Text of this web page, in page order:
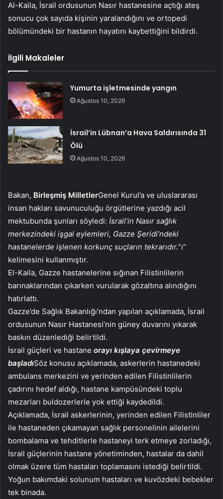
Al-Kaila, İsrail ordusunun Nasır hastanesine açtığı ateş
sonucu çok sayıda kişinin yaralandığını ve ortopedi
bölümündeki bir hastanın hayatını kaybettiğini bildirdi.
İlgili Makaleler
Yumurta işletmesinde yangın
Ağustos 10, 2026
İsrail’in Lübnan’a Hava Saldırısında 31
Ölü
Ağustos 10, 2026
Bakan, Birleşmiş MilletlerGenel Kurul’a ve uluslararası
insan hakları savunuculuğu örgütlerine yazdığı acil
mektubunda şunları söyledi: İsrail’in Nasır sağlık
merkezindeki işgal eylemleri, Gazze Şeridi’ndeki
hastanelerde işlenen korkunç suçların tekrarıdır.“ı”
kelimesini kullanmıştır.
El-Kaila, Gazze hastanelerine sığınan Filistinlilerin
barınaklarından çıkarken vurularak gözaltına alındığını
hatırlattı.
Gazze’de Sağlık Bakanlığı’ndan yapılan açıklamada, İsrail
ordusunun Nasır Hastanesi’nin güney duvarını yıkarak
baskın düzenlediği belirtildi.
İsrail güçleri ve hastane orayı kışlaya çevirmeye
başladıSöz konusu açıklamada, askerlerin hastanedeki
ambulans merkezini ve yerinden edilen Filistinlilerin
çadırını hedef aldığı, hastane kampüsündeki toplu
mezarları buldozerlerle yok ettiği kaydedildi.
Açıklamada, İsrail askerlerinin, yerinden edilen Filistinliler
ile hastaneden çıkamayan sağlık personelinin ailelerini
bombalama ve tehditlerle hastaneyi terk etmeye zorladığı,
İsrail güçlerinin hastane yönetiminden, hastalar da dahil
olmak üzere tüm hastaları toplamasını istediği belirtildi.
Yoğun bakımdaki solunum hastaları ve kuvözdeki bebekler
tek binada.